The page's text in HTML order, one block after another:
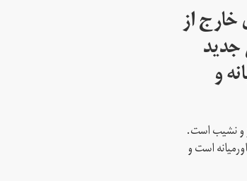
از
جدید
و
و نشیب است.
است و